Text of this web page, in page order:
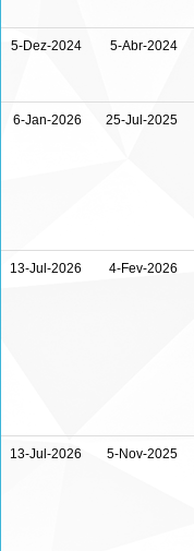
5-Dez-2024 5-Abr-2024
6-Jan-2026 25-Jul-2025
13-Jul-2026 4-Fev-2026
13-Jul-2026 5-Nov-2025